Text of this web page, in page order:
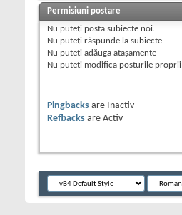
Permisiuni postare
Nu puteţi posta subiecte noi.
Nu puteţi răspunde la subiecte
Nu puteţi adăuga ataşamente
Nu puteţi modifica posturile proprii
Pingbacks are
Inactiv
Refbacks are Activ